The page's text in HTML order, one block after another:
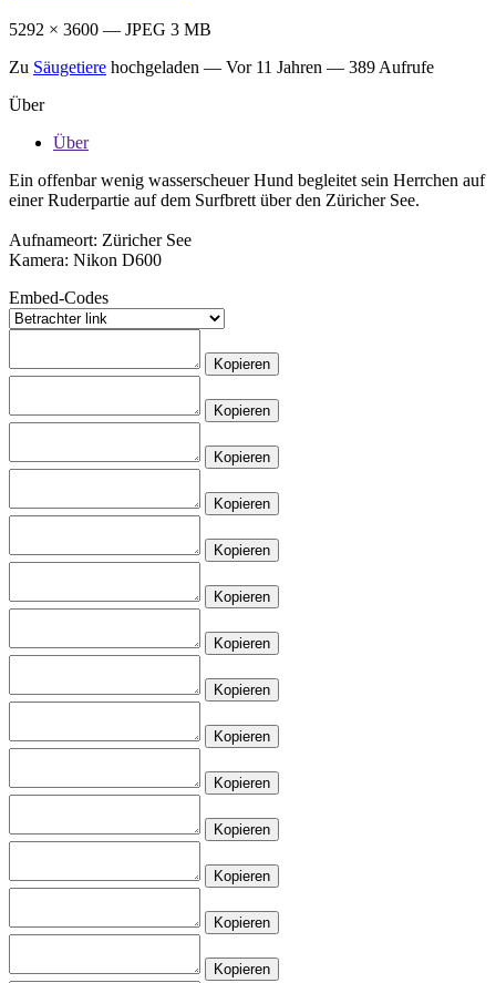
5292 × 3600 — JPEG 3 MB
Zu Säugetiere hochgeladen — Vor 11 Jahren — 389 Aufrufe
Über
Über
Ein offenbar wenig wasserscheuer Hund begleitet sein Herrchen auf
einer Ruderpartie auf dem Surfbrett über den Züricher See.
Aufnameort: Züricher See
Kamera: Nikon D600
Embed-Codes
Kopieren
Kopieren
Kopieren
Kopieren
Kopieren
Kopieren
Kopieren
Kopieren
Kopieren
Kopieren
Kopieren
Kopieren
Kopieren
Kopieren